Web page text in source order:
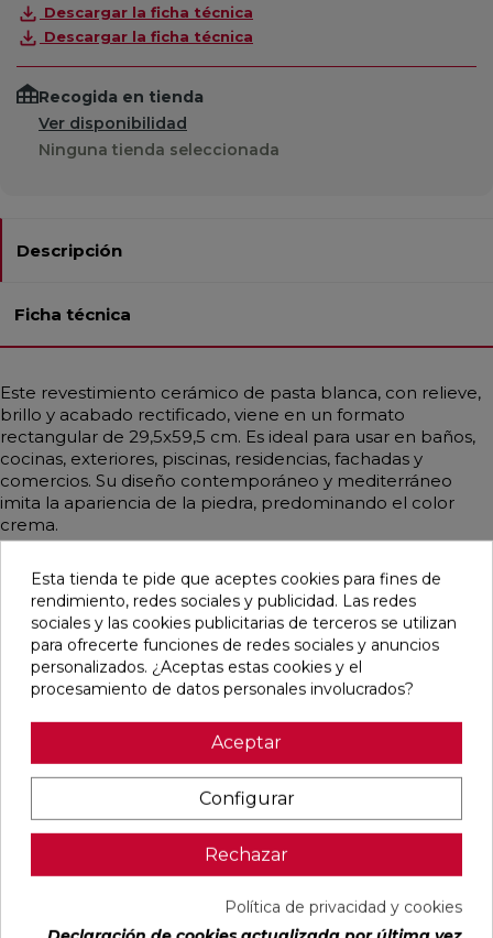
Descargar la ficha técnica
Descargar la ficha técnica
Recogida en tienda
Ver disponibilidad
Ninguna tienda seleccionada
Descripción
Ficha técnica
Este revestimiento cerámico de pasta blanca, con relieve,
brillo y acabado rectificado, viene en un formato
rectangular de 29,5x59,5 cm. Es ideal para usar en baños,
cocinas, exteriores, piscinas, residencias, fachadas y
comercios. Su diseño contemporáneo y mediterráneo
imita la apariencia de la piedra, predominando el color
crema.
Pensamos que te puede interesar
SLIPSTOP
GREY MATE
29,65 €
favorite
WHITE MATE
31,6X100
RECTIFICADO
Colorker
35,36 €
favorite
MATE
31,6X100
RECTIFICADO
Ref:
PVP
34,49 €
favorite
NATURAL
33,3X100
PVP
30,13 €
Esta tienda te pide que aceptes cookies para fines de
rendimiento, redes sociales y publicidad. Las redes
sociales y las cookies publicitarias de terceros se utilizan
para ofrecerte funciones de redes sociales y anuncios
personalizados. ¿Aceptas estas cookies y el
procesamiento de datos personales involucrados?
Aceptar
Configurar
Rechazar
Política de privacidad y cookies